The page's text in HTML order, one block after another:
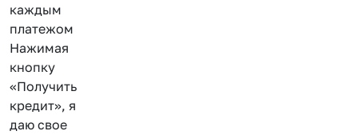
каждым
платежом
Нажимая
кнопку
«Получить
кредит», я
даю свое